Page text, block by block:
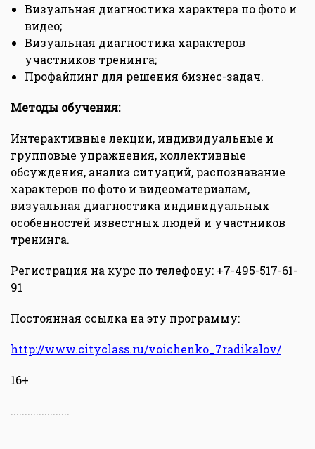
Визуальная диагностика характера по фото и
видео;
Визуальная диагностика характеров
участников тренинга;
Профайлинг для решения бизнес-задач.
Методы обучения:
Интерактивные лекции, индивидуальные и
групповые упражнения, коллективные
обсуждения, анализ ситуаций, распознавание
характеров по фото и видеоматериалам,
визуальная диагностика индивидуальных
особенностей известных людей и участников
тренинга.
Регистрация на курс по телефону: +7-495-517-61-
91
Постоянная ссылка на эту программу:
http://www.cityclass.ru/voichenko_7radikalov/
16+
.....................